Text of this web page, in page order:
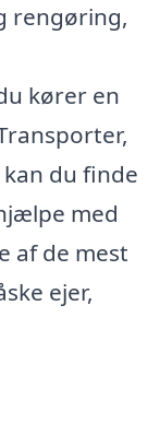
rengøring,
kører en
du finde
med
af de mest
ejer,